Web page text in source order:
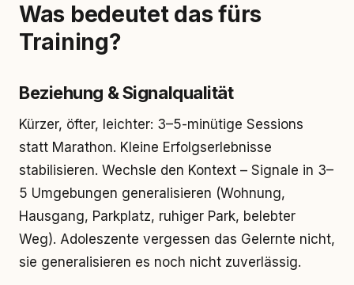
Was bedeutet das fürs
Training?
Beziehung & Signalqualität
Kürzer, öfter, leichter: 3–5-minütige Sessions
statt Marathon. Kleine Erfolgserlebnisse
stabilisieren. Wechsle den Kontext – Signale in 3–
5 Umgebungen generalisieren (Wohnung,
Hausgang, Parkplatz, ruhiger Park, belebter
Weg). Adoleszente vergessen das Gelernte nicht,
sie generalisieren es noch nicht zuverlässig.